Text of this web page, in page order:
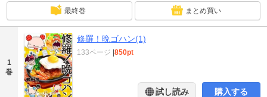
最終巻 まとめ買い
1
巻
修羅！晩ゴハン(1)
133ページ 850pt
試し読み 購入する